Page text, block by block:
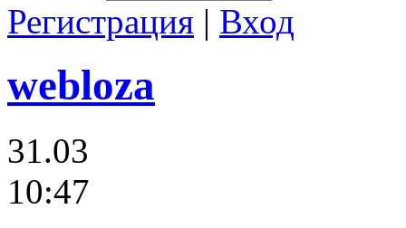
Регистрация | Вход
webloza
31.03
10:47